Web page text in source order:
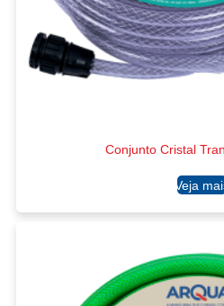
Conjunto Cristal
Ler